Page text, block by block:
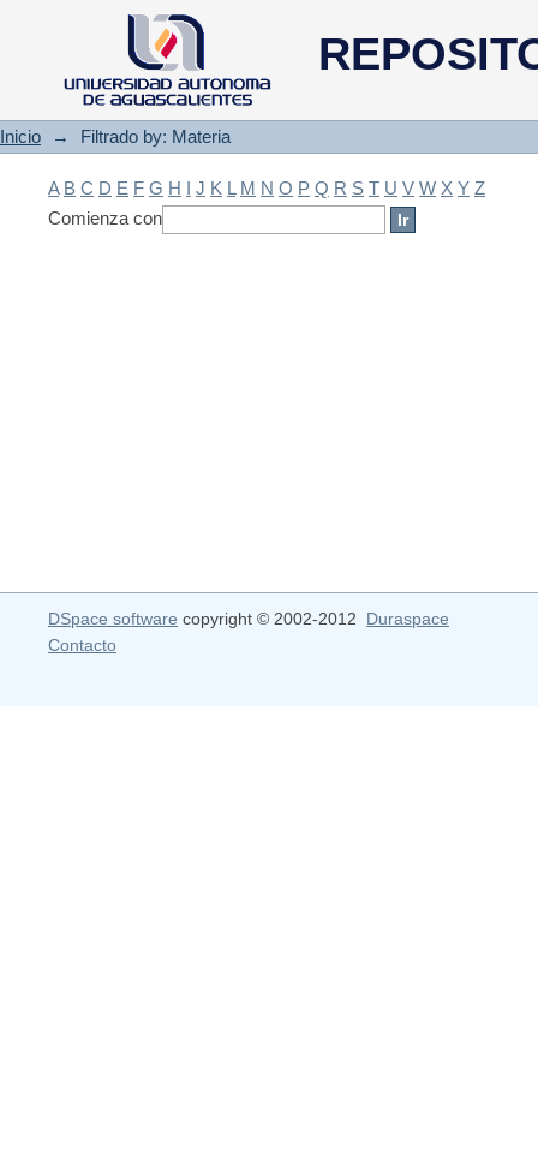
Filtrado by: Materia
Inicio → Filtrado by: Materia
A B C D E F G H I J K L M N O P Q R S T U V W X Y Z
Comienza con
DSpace software copyright © 2002-2012 Duraspace
Contacto